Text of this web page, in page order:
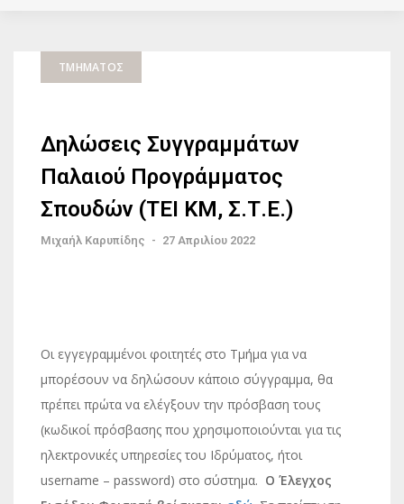
ΤΜΉΜΑΤΟΣ
Δηλώσεις Συγγραμμάτων
Παλαιού Προγράμματος
Σπουδών (ΤΕΙ ΚΜ, Σ.Τ.Ε.)
Μιχαήλ Καρυπίδης - 27 Απριλίου 2022
Οι εγγεγραμμένοι φοιτητές στο Τμήμα για να
μπορέσουν να δηλώσουν κάποιο σύγγραμμα, θα
πρέπει πρώτα να ελέγξουν την πρόσβαση τους
(κωδικοί πρόσβασης που χρησιμοποιούνται για τις
ηλεκτρονικές υπηρεσίες του Ιδρύματος, ήτοι
username – password) στο σύστημα. Ο Έλεγχος